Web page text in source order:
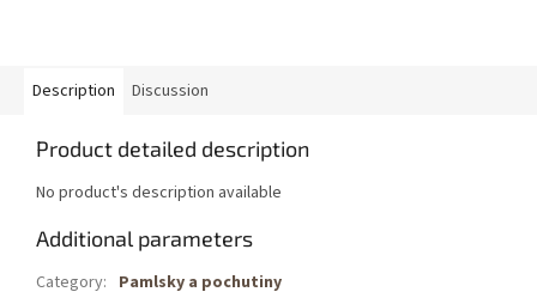
Description Discussion
Product detailed description
No product's description available
Additional parameters
Category: Pamlsky a pochutiny